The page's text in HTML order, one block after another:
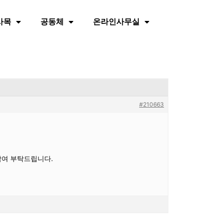
목 공동체 온라인사무실
#210663
부탁드립니다.